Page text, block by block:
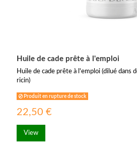
Huile de cade prête à l'emploi
Huile de cade prête à l'emploi (dilué dans
ricin)
Produit en rupture de stock
22,50 €
View